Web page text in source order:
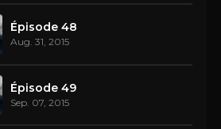
Épisode 48
Aug. 31, 2015
Épisode 49
Sep. 07, 2015